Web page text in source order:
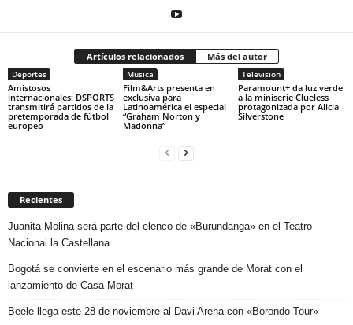
Artículos relacionados Más del autor
Deportes
Amistosos
internacionales: DSPORTS
transmitirá partidos de la
pretemporada de fútbol
europeo
Musica
Film&Arts presenta en
exclusiva para
Latinoamérica el especial
“Graham Norton y
Madonna”
Television
Paramount+ da luz verde
a la miniserie Clueless
protagonizada por Alicia
Silverstone
Recientes
Juanita Molina será parte del elenco de «Burundanga» en el Teatro
Nacional la Castellana
Bogotá se convierte en el escenario más grande de Morat con el
lanzamiento de Casa Morat
Beéle llega este 28 de noviembre al Davi Arena con «Borondo Tour»